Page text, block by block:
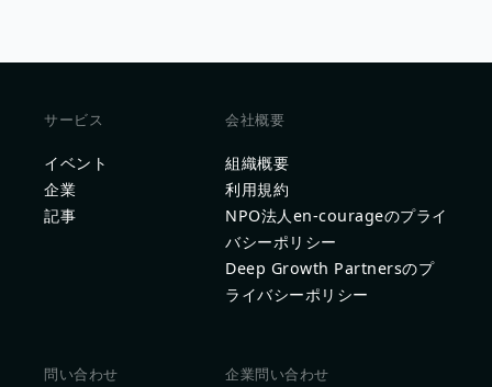
サービス
イベント
企業
記事
会社概要
組織概要
利用規約
NPO法人en-courageのプライ
バシーポリシー
Deep Growth Partnersのプ
ライバシーポリシー
問い合わせ 企業問い合わせ